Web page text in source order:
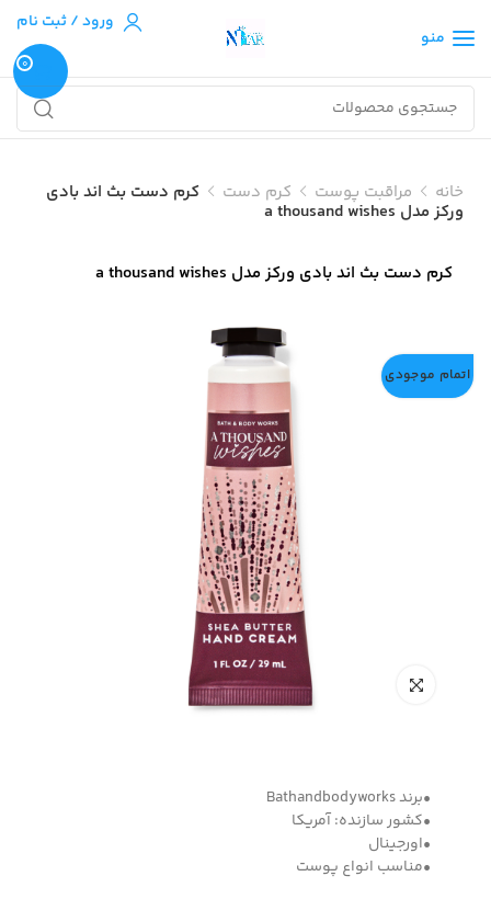
منو
ورود / ثبت نام
0
خانه مراقبت پوست کرم دست کرم دست بث اند بادی
ورکز مدل a thousand wishes
اتمام موجودی
کرم دست بث اند بادی ورکز مدل a thousand wishes
•برند Bathandbodyworks
•کشور سازنده: آمریکا
•اورجینال
•مناسب انواع پوست